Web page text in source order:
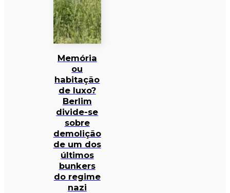
Memória
ou
habitação
de luxo?
Berlim
divide-se
sobre
demolição
de um dos
últimos
bunkers
do regime
nazi